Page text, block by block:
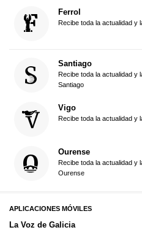
Ferrol
Recibe toda la actualidad y
Santiago
Recibe toda la actualidad y
Santiago
Vigo
Recibe toda la actualidad y
Ourense
Recibe toda la actualidad y
Ourense
APLICACIONES MÓVILES
La Voz de Galicia